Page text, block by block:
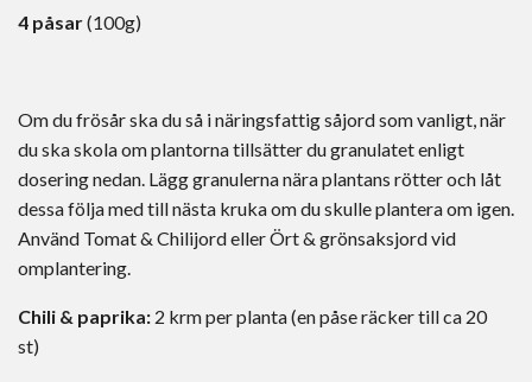
4 påsar(100g)
Om du frösår ska du så i näringsfattig såjord som vanligt, när
du ska skola om plantorna tillsätter du granulatet enligt
dosering nedan. Lägg granulerna nära plantans rötter och låt
dessa följa med till nästa kruka om du skulle plantera om igen.
Använd Tomat & Chilijord eller Ört & grönsaksjord vid
omplantering.
Chili & paprika: 2 krm per planta (en påse räcker till ca 20
st)